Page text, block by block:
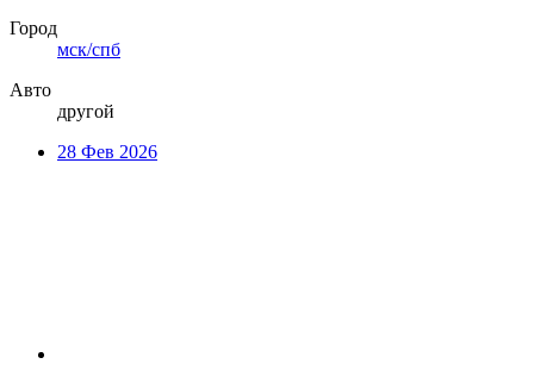
Город
мск/спб
Авто
другой
28 Фев 2026